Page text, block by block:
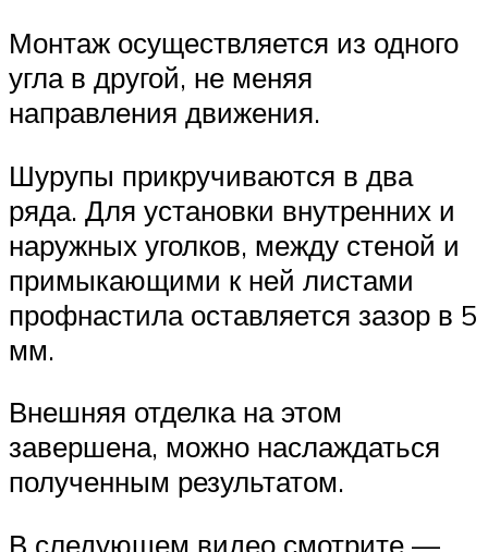
Монтаж осуществляется из одного
угла в другой, не меняя
направления движения.
Шурупы прикручиваются в два
ряда. Для установки внутренних и
наружных уголков, между стеной и
примыкающими к ней листами
профнастила оставляется зазор в 5
мм.
Внешняя отделка на этом
завершена, можно наслаждаться
полученным результатом.
В следующем видео смотрите —